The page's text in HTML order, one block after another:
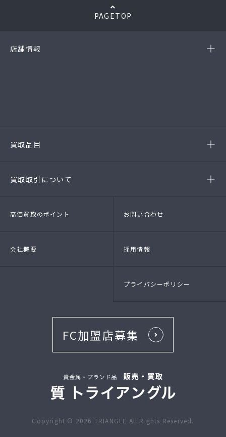
PAGETOP
店舗情報
買取品目
買取取引について
高価買取のポイント
会社概要
お問い合わせ
採用情報
プライバシーポリシー
FC加盟店募集
Copyright © 2026 TRIANGLE All Rights Reserved.